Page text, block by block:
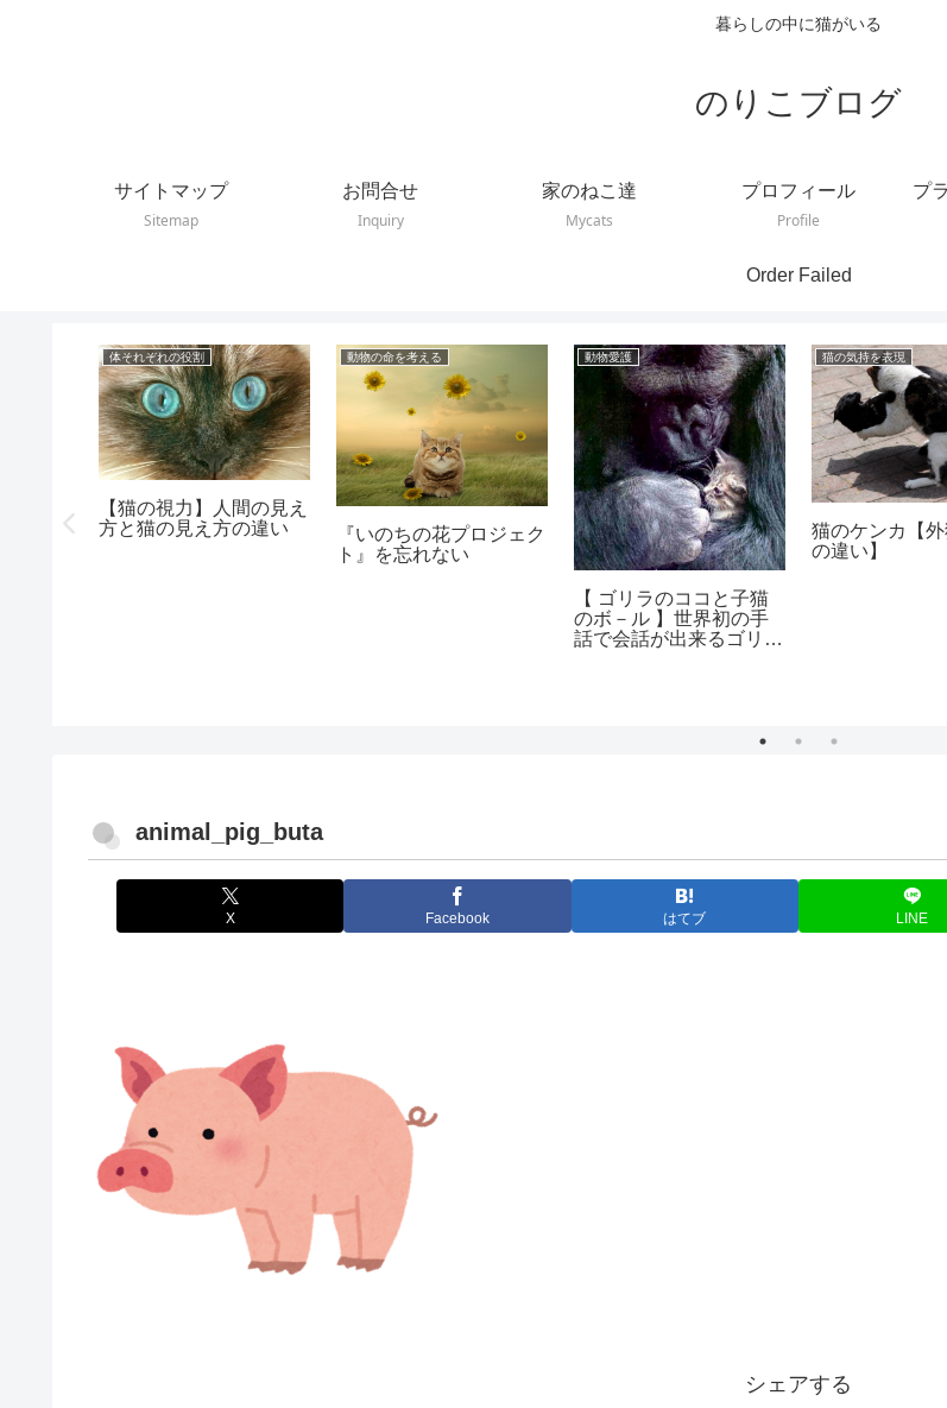
暮らしの中に猫がいる
のりこブログ
サイトマップ
Sitemap
お問合せ
Inquiry
家のねこ達
Mycats
プロフィール
Profile
プ
Order Failed
さんは
体それぞれの役割
【猫の視力】人間の見え
方と猫の見え方の違い
動物の命を考える
『いのちの花プロジェク
ト』を忘れない
動物愛護
【 ゴリラのココと子猫
のボ－ル 】世界初の手
話で会話が出来るゴリラ
猫の気持を表現
猫のケンカ【
の違い】
animal_pig_buta
X Facebook はてブ LINE
シェアする